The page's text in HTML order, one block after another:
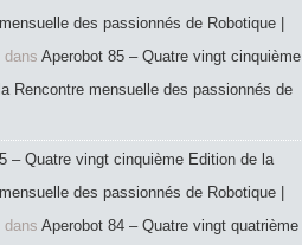
des passionnés de Robotique |
dans Aperobot 85 – Quatre vingt cinquième
Rencontre mensuelle des passionnés de
– Quatre vingt cinquième Edition de la
des passionnés de Robotique |
dans Aperobot 84 – Quatre vingt quatrième